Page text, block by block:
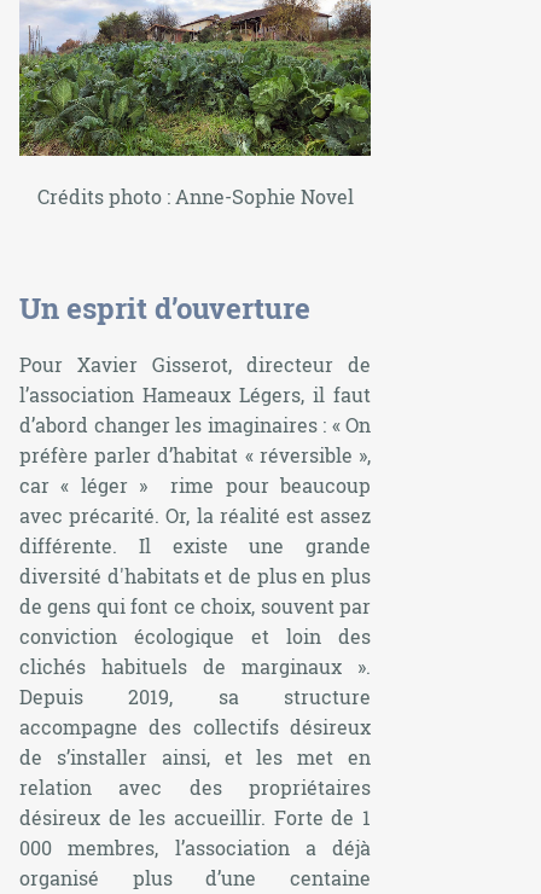
Crédits photo : Anne-Sophie Novel
Un esprit d’ouverture
Pour Xavier Gisserot, directeur de
l’association Hameaux Légers, il faut
d’abord changer les imaginaires : «On
préfère parler d’habitat « réversible »,
car « léger » rime pour beaucoup
avec précarité. Or, la réalité est assez
différente. Il existe une grande
diversité d'habitats et de plus en plus
de gens qui font ce choix, souvent par
conviction écologique et loin des
clichés habituels de marginaux ».
Depuis 2019, sa structure
accompagne des collectifs désireux
de s’installer ainsi, et les met en
relation avec des propriétaires
désireux de les accueillir. Forte de 1
000 membres, l’association a déjà
organisé plus d’une centaine